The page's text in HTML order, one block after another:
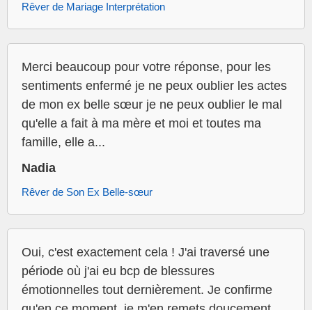
Rêver de Mariage Interprétation
Merci beaucoup pour votre réponse, pour les
sentiments enfermé je ne peux oublier les actes
de mon ex belle sœur je ne peux oublier le mal
qu'elle a fait à ma mère et moi et toutes ma
famille, elle a...
Nadia
Rêver de Son Ex Belle-sœur
Oui, c'est exactement cela ! J'ai traversé une
période où j'ai eu bcp de blessures
émotionnelles tout dernièrement. Je confirme